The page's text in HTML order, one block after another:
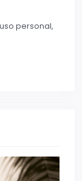
personal,